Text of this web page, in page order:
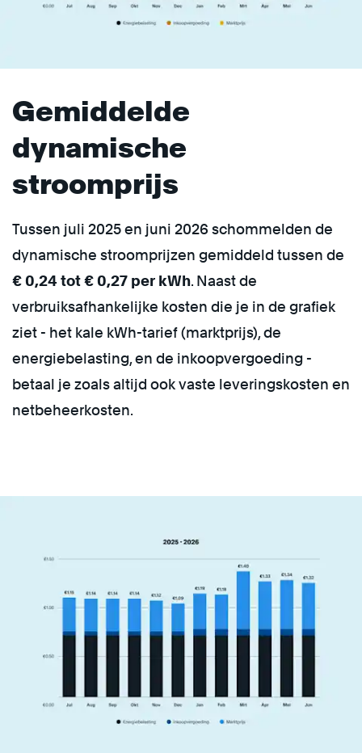
Gemiddelde
dynamische
stroomprijs
Tussen juli 2025 en juni 2026 schommelden de
dynamische stroomprijzen gemiddeld tussen de
€ 0,24 tot € 0,27 per kWh. Naast de
verbruiksafhankelijke kosten die je in de grafiek
ziet - het kale kWh-tarief (marktprijs), de
energiebelasting, en de inkoopvergoeding -
betaal je zoals altijd ook vaste leveringskosten en
netbeheerkosten.